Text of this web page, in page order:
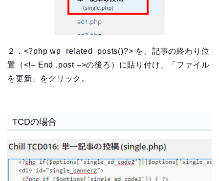
２．<?php wp_related_posts()?> を、 記事の終わり位
置（<!– End .post –>の後ろ）に貼り付け、「ファイル
を更新」をクリック。
TCDの場合